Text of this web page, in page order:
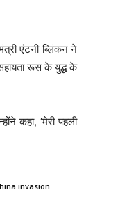
एंटनी ब्लिंकन ने
रूस के युद्ध के
कहा, ‘मेरी पहली
invasion